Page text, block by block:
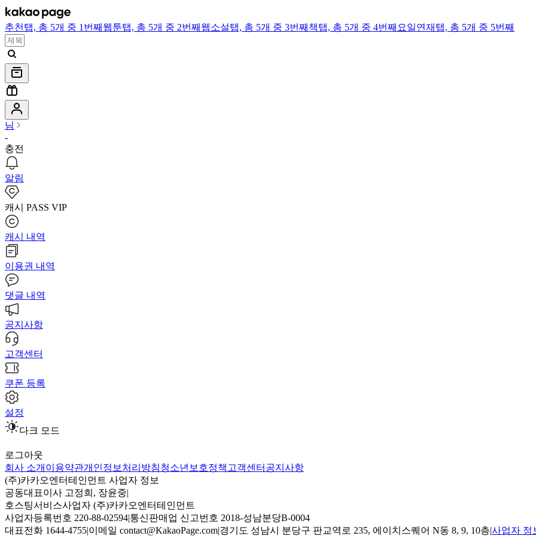
추천 탭, 총 5개 중 1번째 웹툰탭, 총 5개 중 2번째 웹소설탭, 총 5개 중 3번째 책탭, 총 5개 중 4번째 요일연재 탭, 총 5개 중 5번째
님
-
충전
알림
캐시 PASS VIP
캐시 내역
이용권 내역
댓글 내역
공지사항
고객센터
쿠폰 등록
설정
다크 모드
로그아웃
회사 소개 이용약관개인정보처리방침청소년보호정책 고객센터 공지사항
(주)카카오엔터테인먼트 사업자 정보
공동대표이사 고정희, 장윤중|
호스팅서비스사업자 (주)카카오엔터테인먼트
사업자등록번호 220-88-02594|통신판매업 신고번호 2018-성남분당B-0004
대표전화 1644-4755|이메일 contact@KakaoPage.com|경기도 성남시 분당구 판교역로 235, 에이치스퀘어 N동 8, 9, 10층|사업자 정